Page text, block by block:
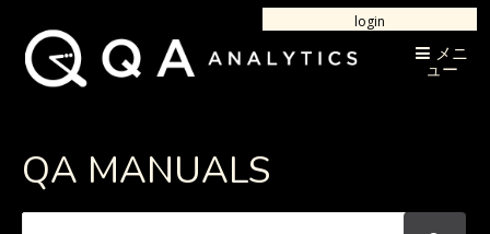
login
メニ
ュー
QA MANUALS